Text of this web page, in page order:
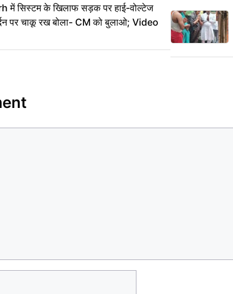
में सिस्टम के खिलाफ सड़क पर हाई-वोल्टेज
पर चाकू रख बोला- CM को बुलाओ; Video